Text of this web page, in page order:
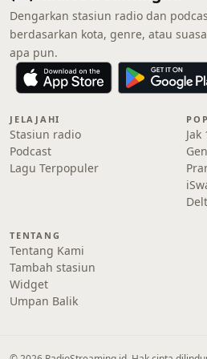
Dengarkan stasiun radio dan
berdasarkan kota, genre, atau
apa pun.
JELAJAHI
Stasiun radio
Podcast
Lagu Terpopuler
Jak
TENTANG
Tentang Kami
Tambah stasiun
Widget
Umpan Balik